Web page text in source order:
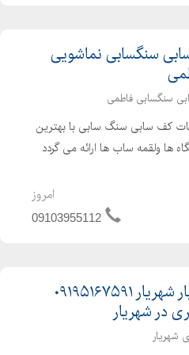
سنگسابی نماشویی
سنگسابی فاطمی
کف سابی سنگ سابی با بهترین
ها ولقمه ساب ها ارائه می گردد
بوشهر قزوین وخلاصه تمای
امروز
09103955112
اتوبار شهریار ۰۹۱۹۵۱۶۷۵۹۱
در شهریار
شهریار